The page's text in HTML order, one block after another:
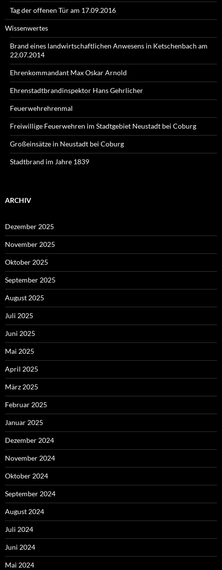
Tag der offenen Tür am 17.09.2016
Wissenwertes
Brand eines landwirtschaftlichen Anwesens in Ketschenbach am
22.07.2014
Ehrenkommandant Max Oskar Arnold
Ehrenstadtbrandinspektor Hans Gehrlicher
Feuerwehrehrenmal
Freiwillige Feuerwehren im Stadtgebiet Neustadt bei Coburg
Großeinsätze in Neustadt bei Coburg
Stadtbrand im Jahre 1839
ARCHIV
Dezember 2025
November 2025
Oktober 2025
September 2025
August 2025
Juli 2025
Juni 2025
Mai 2025
April 2025
März 2025
Februar 2025
Januar 2025
Dezember 2024
November 2024
Oktober 2024
September 2024
August 2024
Juli 2024
Juni 2024
Mai 2024